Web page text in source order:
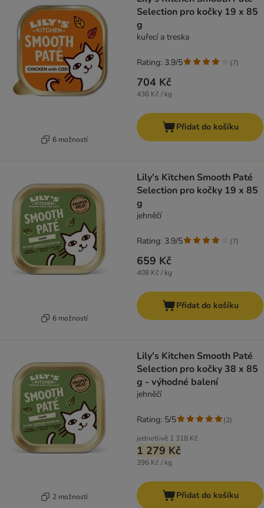
6 možností
Selection pro kočky 19 x 85
g
kuřecí a treska
704 Kč
436 Kč / kg
Rating: 3.9/5 (7)
Přidat do košíku
6 možností
Lily's Kitchen Smooth Paté
Selection pro kočky 19 x 85
g
jehněčí
659 Kč
408 Kč / kg
Rating: 3.9/5 (7)
Přidat do košíku
2 možností
Lily's Kitchen Smooth Paté
Selection pro kočky 38 x 85
g - výhodné balení
jehněčí
jednotlivě 1 318 Kč
1 279 Kč
396 Kč / kg
Rating: 5/5 (2)
Přidat do košíku